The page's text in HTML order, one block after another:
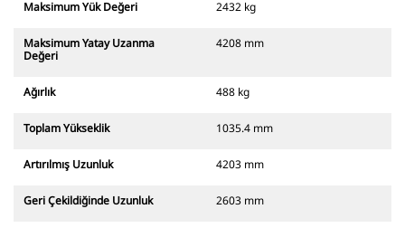
Maksimum Yük Değeri 2432 kg
Maksimum Yatay Uzanma
Değeri
4208 mm
Ağırlık 488 kg
Toplam Yükseklik 1035.4 mm
Artırılmış Uzunluk 4203 mm
Geri Çekildiğinde Uzunluk 2603 mm